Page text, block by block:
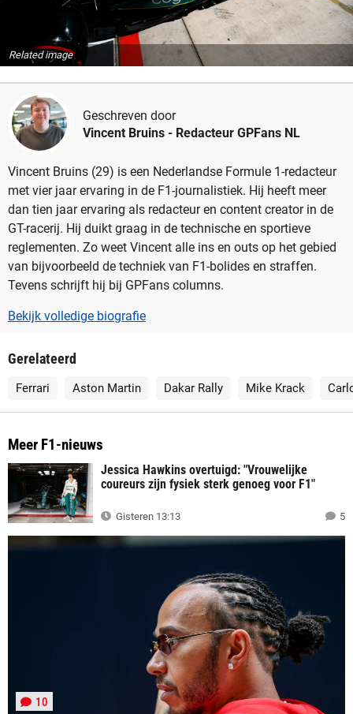
Related image
Geschreven door
Vincent Bruins - Redacteur GPFans NL
Vincent Bruins (29) is een Nederlandse Formule 1-redacteur
met vier jaar ervaring in de F1-journalistiek. Hij heeft meer
dan tien jaar ervaring als redacteur en content creator in de
GT-racerij. Hij duikt graag in de technische en sportieve
reglementen. Zo weet Vincent alle ins en outs op het gebied
van bijvoorbeeld de techniek van F1-bolides en straffen.
Tevens schrijft hij bij GPFans columns.
Bekijk volledige biografie
Gerelateerd
Ferrari Aston Martin Dakar Rally Mike Krack
Meer F1-nieuws
Jessica Hawkins overtuigd: "Vrouwelijke
coureurs zijn fysiek sterk genoeg voor F1"
Gisteren 13:13 5
10